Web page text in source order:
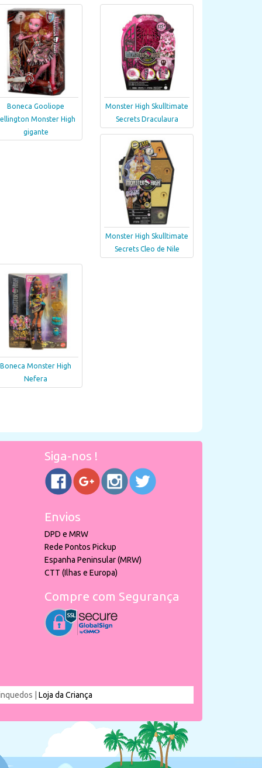
Boneca Gooliope
Monster High
gigante
Monster High Skulltimate
Secrets Draculaura
Monster High Skulltimate
Secrets Cleo de Nile
Boneca Monster High
Nefera
Siga-nos !
Envios
DPD e MRW
Rede Pontos Pickup
Espanha Peninsular (MRW)
CTT (Ilhas e Europa)
Compre com Segurança
| Loja da Criança